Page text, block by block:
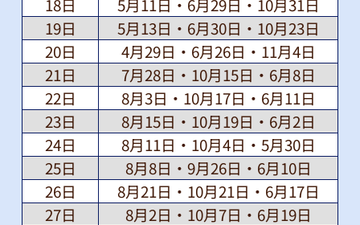
18日
5月11日・6月29日・10月31日
19日
5月13日・6月30日・10月23日
20日
4月29日・6月26日・11月4日
21日
7月28日・10月15日・6月8日
22日
8月3日・10月17日・6月11日
23日
8月15日・10月19日・6月2日
24日
8月11日・10月4日・5月30日
25日
8月8日・9月26日・6月10日
26日
8月21日・10月21日・6月17日
27日
8月2日・10月7日・6月19日